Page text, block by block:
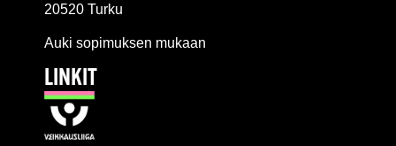
20520 Turku
Auki sopimuksen mukaan
LINKIT